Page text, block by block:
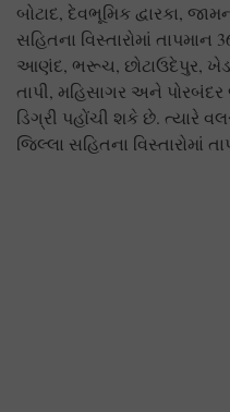
બોટાદ, દેવભૂમિક દ્વારકા,
સહિતના વિસ્તારોમાં તાપમાન
આણંદ, ભરૂચ, છોટાઉદેપુર,
તાપી, મહિસાગર અને
ડિગ્રી પહોંચી શકે છે. ત્યારે
જિલ્લા સહિતના વિસ્તારોમાં